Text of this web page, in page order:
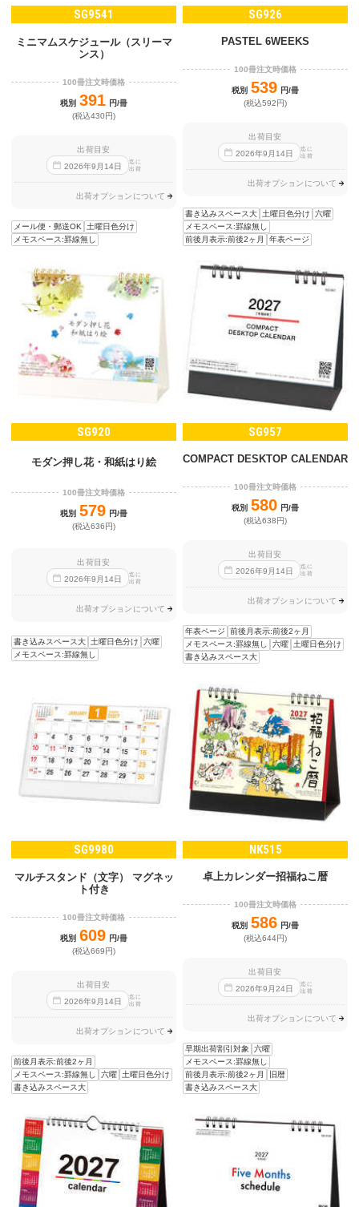
SG9541
ミニマムスケジュール（スリーマ
ンス）
100冊注文時価格
税別 391 円/冊
(税込430円)
出荷目安
2026年9 月 14日
迄に
出荷
出荷オプションについて
メール便・郵送OK
土曜日色分け
メモスペース:罫線無し
SG926
PASTEL 6WEEKS
100冊注文時価格
税別 539 円/冊
(税込592円)
出荷目安
2026年9 月14日
迄に
出荷
出荷オプションについて
書き込みスペース大 土曜日色分け
六曜
メモスペース:罫線無し
前後月表示:前後2ヶ月
年表ページ
SG920
モダン押し花・和紙はり絵
100冊注文時価格
税別 579 円/冊
(税込636円)
出荷目安
2026年9 月 14日
迄に
出荷
出荷オプションについて
書き込みスペース大 土曜日色分け
六曜
メモスペース:罫線無し
SG957
COMPACT DESKTOP CALENDAR
100冊注文時価格
税別 580 円/冊
(税込638円)
出荷目安
2026年9 月14日
迄に
出荷
出荷オプションについて
年表ページ
前後月表示:前後2ヶ月
メモスペース:罫線無し
六曜 土曜日色分け
書き込みスペース大
SG9980
マルチスタンド（文字） マグネッ
ト付き
100冊注文時価格
税別 609 円/冊
(税込669円)
出荷目安
2026年9 月 14日
迄に
出荷
出荷オプションについて
前後月表示:前後2ヶ月
メモスペース:罫線無し
六曜
土曜日色分け
書き込みスペース大
NK515
卓上カレンダー招福ねこ暦
100冊注文時価格
税別 586 円/冊
(税込644円)
出荷目安
2026年9 月24日
迄に
出荷
出荷オプションについて
早期出荷割引対象
六曜
メモスペース:罫線無し
前後月表示:前後2ヶ月
旧暦
書き込みスペース大